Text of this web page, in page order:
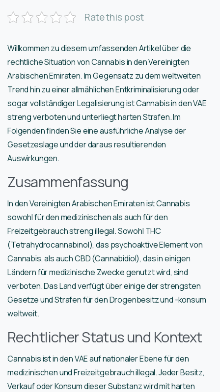
Rate this post
Willkommen zu diesem umfassenden Artikel über die
rechtliche Situation von Cannabis in den Vereinigten
Arabischen Emiraten. Im Gegensatz zu dem weltweiten
Trend hin zu einer allmählichen Entkriminalisierung oder
sogar vollständiger Legalisierung ist Cannabis in den VAE
streng verboten und unterliegt harten Strafen. Im
Folgenden finden Sie eine ausführliche Analyse der
Gesetzeslage und der daraus resultierenden
Auswirkungen.
Zusammenfassung
In den Vereinigten Arabischen Emiraten ist Cannabis
sowohl für den medizinischen als auch für den
Freizeitgebrauch streng illegal. Sowohl THC
(Tetrahydrocannabinol), das psychoaktive Element von
Cannabis, als auch CBD (Cannabidiol), das in einigen
Ländern für medizinische Zwecke genutzt wird, sind
verboten. Das Land verfügt über einige der strengsten
Gesetze und Strafen für den Drogenbesitz und -konsum
weltweit.
Rechtlicher Status und Kontext
Cannabis ist in den VAE auf nationaler Ebene für den
medizinischen und Freizeitgebrauch illegal. Jeder Besitz,
Verkauf oder Konsum dieser Substanz wird mit harten